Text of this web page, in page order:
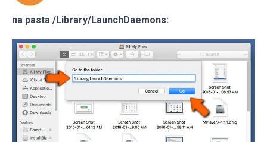
na pasta /Library/LaunchDaemons: